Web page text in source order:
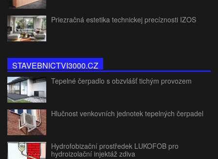
Priezračná estetika technickej precíznosti IZOS
STAVEBNICTVI3000.CZ
Tepelné čerpadlo s obzvlášť tichým provozem
Hlučnost venkovních jednotek tepelných čerpadel
Hydrofobizační prostředek LUKOFOB pro
hydroizolační injektáž zdiva